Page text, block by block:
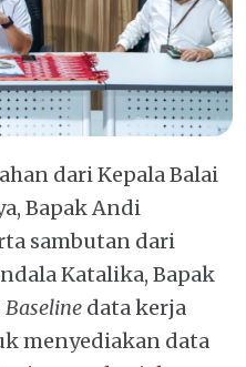
dari Kepala Balai
Bapak Andi
sambutan dari
Katalika, Bapak
Baseline data kerja
menyediakan data